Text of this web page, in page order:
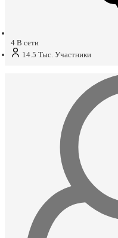
4 В сети
14.5 Тыс. Участники